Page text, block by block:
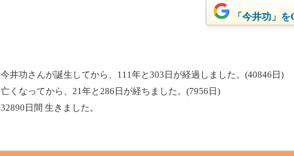
「今井功」
今井功さんが誕生してから、111年と303日が経過しました。(40846日)
亡くなってから、21年と286日が経ちました。(7956日)
32890日間 生きました。